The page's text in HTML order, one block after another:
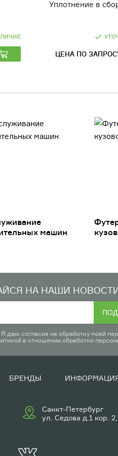
Уплотнение в
ЦЕНА ПО
машин
НА НАШИ
даю согласие на обработку моей
в отношении обработки
БРЕНДЫ
Санкт-Петербург
ул. Седова д.1 кор.